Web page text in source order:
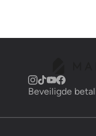
Beveiligde